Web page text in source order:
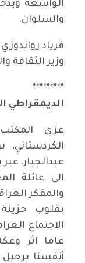
الواسعة
والسلوان.
فرياد رواندوزي
وزير الثقافة
*********
الديمقراطي
عزى
الكردستاني،
عبدالجبار،
الى عائلة
والمفكر
بقلوب
عاما اثر
أنفسنا برحيل